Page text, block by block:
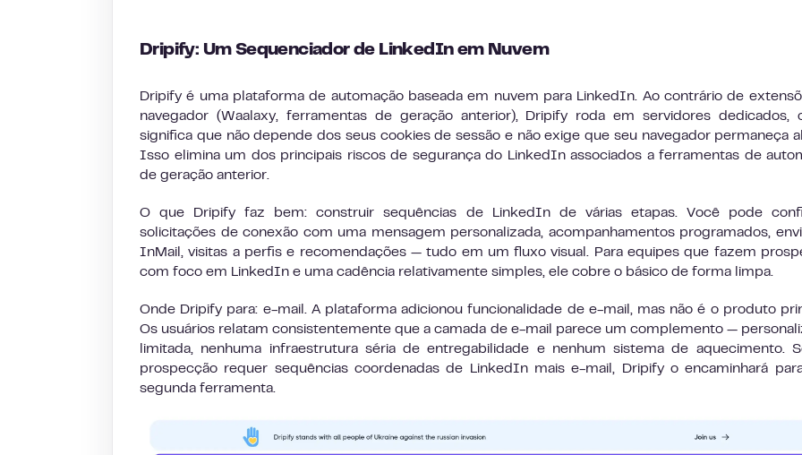
Dripify: Um Sequenciador de LinkedIn em Nuvem
Dripify é uma plataforma de automação baseada em nuvem para LinkedIn. Ao contrário de
navegador (Waalaxy, ferramentas de geração anterior), Dripify roda em servidores dedicados,
significa que não depende dos seus cookies de sessão e não exige que seu navegador permaneça
Isso elimina um dos principais riscos de segurança do LinkedIn associados a ferramentas de
de geração anterior.
O que Dripify faz bem: construir sequências de LinkedIn de várias etapas. Você pode
solicitações de conexão com uma mensagem personalizada, acompanhamentos programados,
InMail, visitas a perfis e recomendações — tudo em um fluxo visual. Para equipes que fazem
com foco em LinkedIn e uma cadência relativamente simples, ele cobre o básico de forma limpa.
Onde Dripify para: e-mail. A plataforma adicionou funcionalidade de e-mail, mas não é o produto
Os usuários relatam consistentemente que a camada de e-mail parece um complemento —
limitada, nenhuma infraestrutura séria de entregabilidade e nenhum sistema de aquecimento.
prospecção requer sequências coordenadas de LinkedIn mais e-mail, Dripify o encaminhará
segunda ferramenta.